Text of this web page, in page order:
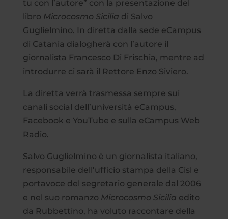
tu con l’autore” con la presentazione del
libro Microcosmo Sicilia di Salvo
Guglielmino. In diretta dalla sede eCampus
di Catania dialogherà con l’autore il
giornalista Francesco Di Frischia, mentre ad
introdurre ci sarà il Rettore Enzo Siviero.
La diretta verrà trasmessa sempre sui
canali social dell’università eCampus,
Facebook e YouTube e sulla eCampus Web
Radio.
Salvo Guglielmino è un giornalista italiano,
responsabile dell’ufficio stampa della Cisl e
portavoce del segretario generale dal 2006
e nel suo romanzo Microcosmo Sicilia edito
da Rubbettino, ha voluto raccontare della